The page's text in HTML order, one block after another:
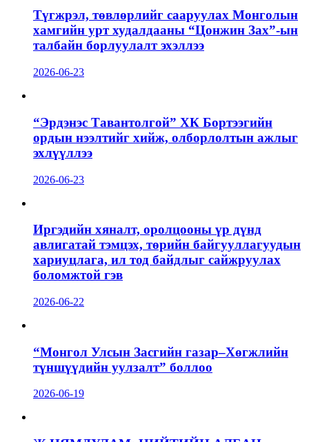
Түгжрэл, төвлөрлийг сааруулах Монголын
хамгийн урт худалдааны “Цонжин Зах”-ын
талбайн борлуулалт эхэллээ
2026-06-23
“Эрдэнэс Тавантолгой” ХК Бортээгийн
ордын нээлтийг хийж, олборлолтын ажлыг
эхлүүллээ
2026-06-23
Иргэдийн хяналт, оролцооны үр дүнд
авлигатай тэмцэх, төрийн байгууллагуудын
хариуцлага, ил тод байдлыг сайжруулах
боломжтой гэв
2026-06-22
“Монгол Улсын Засгийн газар–Хөгжлийн
түншүүдийн уулзалт” боллоо
2026-06-19